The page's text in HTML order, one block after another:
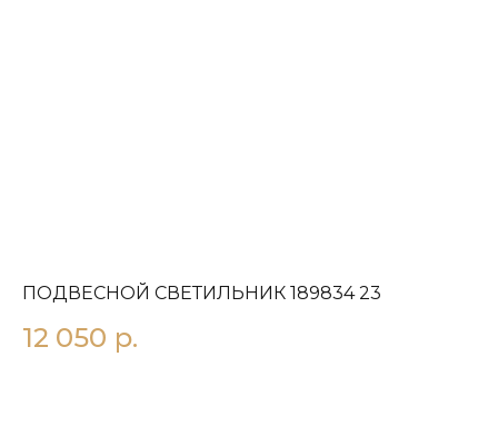
ПОДВЕСНОЙ СВЕТИЛЬНИК 189834 23
12 050 р.